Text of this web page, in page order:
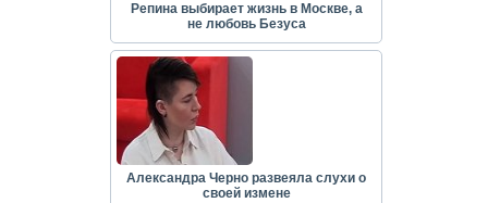
Репина выбирает жизнь в Москве, а
не любовь Безуса
Александра Черно развеяла слухи о
своей измене